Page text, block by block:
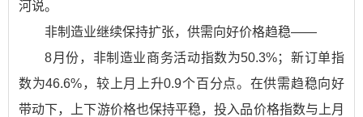
河说。
非制造业继续保持扩张，供需向好价格趋稳——
8月份，非制造业商务活动指数为50.3%；新订单指
数为46.6%，较上月上升0.9个百分点。在供需趋稳向好
带动下，上下游价格也保持平稳，投入品价格指数与上月